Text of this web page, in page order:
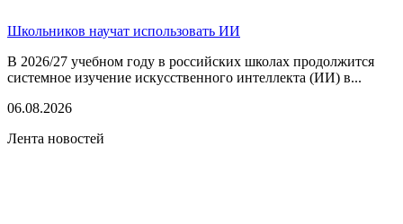
Школьников научат использовать ИИ
В 2026/27 учебном году в российских школах продолжится
системное изучение искусственного интеллекта (ИИ) в...
06.08.2026
Лента новостей